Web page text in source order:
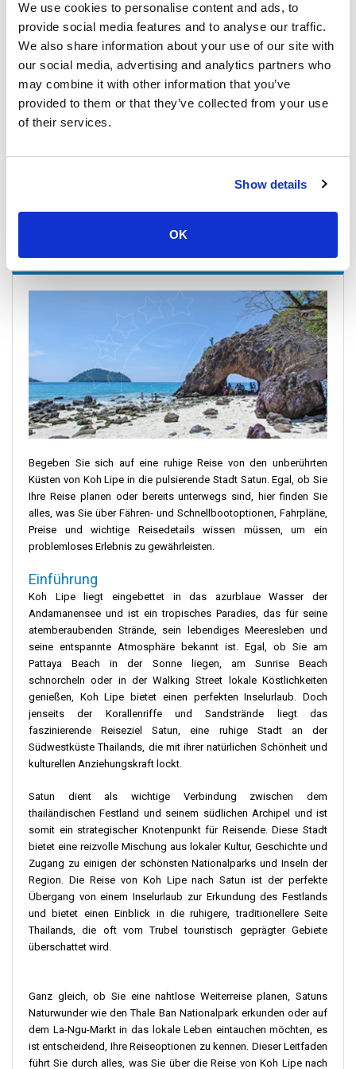
We use cookies to personalise content and ads, to
provide social media features and to analyse our traffic.
We also share information about your use of our site with
our social media, advertising and analytics partners who
may combine it with other information that you’ve
provided to them or that they’ve collected from your use
of their services.
Show details
OK
Economy-Klasse
700 THBper person
Reibungslose Reise von Koh Lipe nach Satun mit
Begeben Sie sich auf eine ruhige Reise von den unberührten
Küsten von Koh Lipe in die pulsierende Stadt Satun. Egal, ob Sie
Ihre Reise planen oder bereits unterwegs sind, hier finden Sie
alles, was Sie über Fähren- und Schnellbootoptionen, Fahrpläne,
Preise und wichtige Reisedetails wissen müssen, um ein
problemloses Erlebnis zu gewährleisten.
Einführung
Koh Lipe liegt eingebettet in das azurblaue Wasser der
Andamanensee und ist ein tropisches Paradies, das für seine
atemberaubenden Strände, sein lebendiges Meeresleben und
seine entspannte Atmosphäre bekannt ist. Egal, ob Sie am
Pattaya Beach in der Sonne liegen, am Sunrise Beach
schnorcheln oder in der Walking Street lokale Köstlichkeiten
genießen, Koh Lipe bietet einen perfekten Inselurlaub. Doch
jenseits der Korallenriffe und Sandstrände liegt das
faszinierende Reiseziel Satun, eine ruhige Stadt an der
Südwestküste Thailands, die mit ihrer natürlichen Schönheit und
kulturellen Anziehungskraft lockt.
Satun dient als wichtige Verbindung zwischen dem
thailändischen Festland und seinem südlichen Archipel und ist
somit ein strategischer Knotenpunkt für Reisende. Diese Stadt
bietet eine reizvolle Mischung aus lokaler Kultur, Geschichte und
Zugang zu einigen der schönsten Nationalparks und Inseln der
Region. Die Reise von Koh Lipe nach Satun ist der perfekte
Übergang von einem Inselurlaub zur Erkundung des Festlands
und bietet einen Einblick in die ruhigere, traditionellere Seite
Thailands, die oft vom Trubel touristisch geprägter Gebiete
überschattet wird.
Ganz gleich, ob Sie eine nahtlose Weiterreise planen, Satuns
Naturwunder wie den Thale Ban Nationalpark erkunden oder auf
dem La-Ngu-Markt in das lokale Leben eintauchen möchten, es
ist entscheidend, Ihre Reiseoptionen zu kennen. Dieser Leitfaden
führt Sie durch alles, was Sie über die Reise von Koh Lipe nach